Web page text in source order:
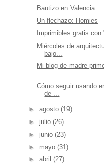
Bautizo en Valencia
Un flechazo: Homies
Imprimibles gratis
Miércoles de
bajo...
Mi blog de madre
...
Cómo seguir usando
de ...
► agosto (19)
► julio (26)
► junio (23)
► mayo (31)
► abril (27)